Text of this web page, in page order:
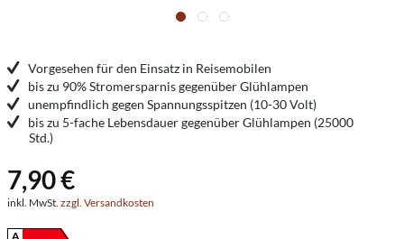
Vorgesehen für den Einsatz in Reisemobilen
bis zu 90% Stromersparnis gegenüber Glühlampen
unempfindlich gegen Spannungsspitzen (10-30 Volt)
bis zu 5-fache Lebensdauer gegenüber Glühlampen (25000
Std.)
7,90 €
inkl. MwSt. zzgl. Versandkosten
A